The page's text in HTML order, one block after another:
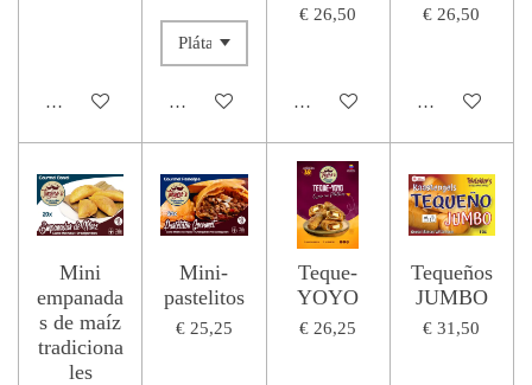
In winkelwagen In winkelwagen
€ 26,50
In winkelwagen
€ 26,50
In
Mini
empanada
s de maíz
tradiciona
les
Mini-
pastelitos
€ 25,25
Teque-
YOYO
€ 26,25
Tequeños
JUMBO
€ 31,50